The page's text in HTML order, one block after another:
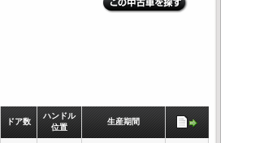
ドア数
ハンドル
位置
生産期間